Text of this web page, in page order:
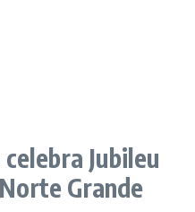
Jubileu
Grande